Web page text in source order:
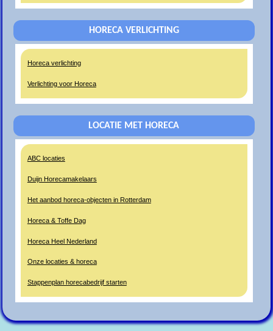
HORECA VERLICHTING
Horeca verlichting
Verlichting voor Horeca
LOCATIE MET HORECA
ABC locaties
Duijn Horecamakelaars
Het aanbod horeca-objecten in Rotterdam
Horeca & Toffe Dag
Horeca Heel Nederland
Onze locaties & horeca
Stappenplan horecabedrijf starten